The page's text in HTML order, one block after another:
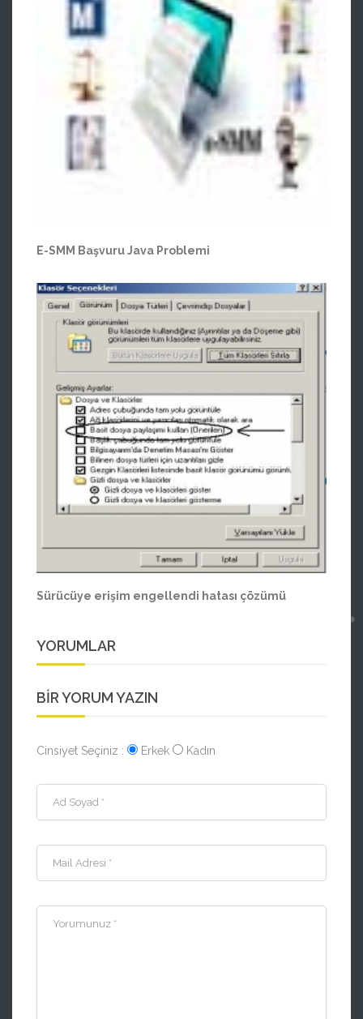
E-SMM Başvuru Java Problemi
Sürücüye erişim engellendi hatası çözümü
YORUMLAR
BIR YORUM YAZIN
Cinsiyet Seçiniz : Erkek Kadın
Ad Soyad *
Mail Adresi *
Yorumunuz *